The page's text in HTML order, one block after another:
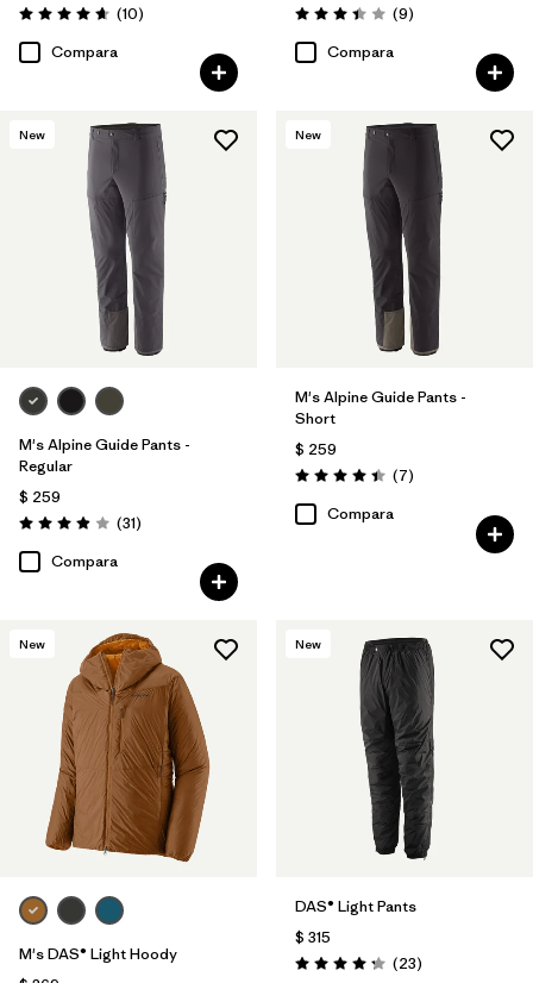
Valoración: 4.7 / 5
(10Comentarios
)
Compara
Valoración: 3.4 / 5
(9Comentarios
)
Compara
New
M's Alpine Guide Pants -
Regular
$ 259
Valoración: 3.9 / 5
(31Comentarios
)
Compara
New
M's Alpine Guide Pants -
Short
$ 259
Valoración: 4.4 / 5
(7Comentarios
)
Compara
New
M's DAS® Light Hoody
New
DAS® Light Pants
$ 315
Valoración: 4.2 / 5
(23Comentarios
)